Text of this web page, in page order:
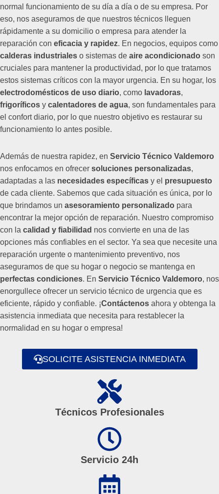
normal funcionamiento de su día a día o de su empresa. Por
eso, nos aseguramos de que nuestros técnicos lleguen
rápidamente a su domicilio o empresa para atender la
reparación con eficacia y rapidez. En negocios, equipos como
calderas industriales o sistemas de aire acondicionado son
cruciales para mantener la productividad, por lo que tratamos
estos sistemas críticos con la mayor urgencia. En su hogar, los
electrodomésticos de uso diario, como lavadoras,
frigoríficos y calentadores de agua, son fundamentales para
el confort diario, por lo que nuestro objetivo es restaurar su
funcionamiento lo antes posible.
Además de nuestra rapidez, en Servicio Técnico Valdemoro
nos enfocamos en ofrecer soluciones personalizadas,
adaptadas a las necesidades específicas y el presupuesto
de cada cliente. Sabemos que cada situación es única, por lo
que brindamos un asesoramiento personalizado para
encontrar la mejor opción de reparación. Nuestro compromiso
con la calidad y fiabilidad nos convierte en una de las
opciones más confiables en el sector. Ya sea que necesite una
reparación urgente o mantenimiento preventivo, nos
aseguramos de que su hogar o negocio se mantenga en
perfectas condiciones. En Servicio Técnico Valdemoro, nos
enorgullece ofrecer un servicio técnico de urgencia que es
eficiente, rápido y confiable. ¡Contáctenos ahora y obtenga la
asistencia inmediata que necesita para restablecer la
normalidad en su hogar o empresa!
SOLICITE ASISTENCIA INMEDIATA
Técnicos Profesionales
Servicio 24h